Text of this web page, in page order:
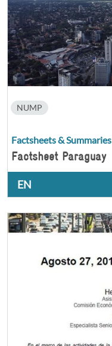
NUMP
Factsheets & Summaries
Factsheet Paraguay
EN